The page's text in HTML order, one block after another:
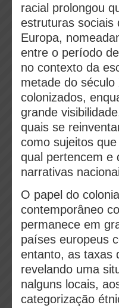
racial prolongou
estruturas sociais
Europa,
entre o período
no contexto da
metade do
colonizados,
grande
quais se
como sujeitos
qual pertencem e
narrativas
O papel do
contemporâneo
permanece em
países europeus
entanto, as taxas
revelando uma
nalguns locais,
categorização